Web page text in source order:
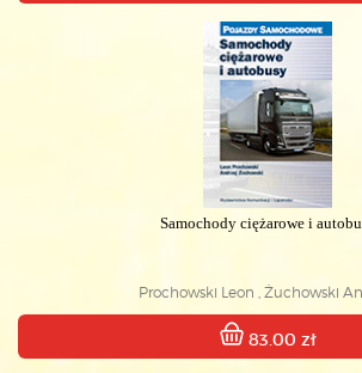
Samochody ciężarowe i
Prochowski Leon , Żuchowski
83.00 zł